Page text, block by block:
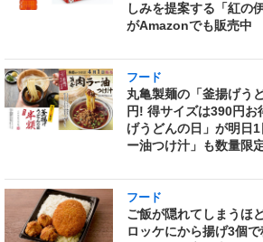
しみを提案する「紅の
がAmazonでも販売中
フード
丸亀製麺の「釜揚げう
円! 得サイズは390円
げうどんの日」が明日
ー油つけ汁」も数量限
フード
ご飯が隠れてしまうほ
ロッケにから揚げ3個